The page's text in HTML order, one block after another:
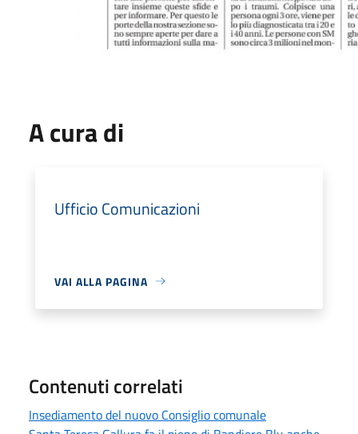
A cura di
Ufficio Comunicazioni
VAI ALLA PAGINA
Contenuti correlati
Insediamento del nuovo Consiglio comunale